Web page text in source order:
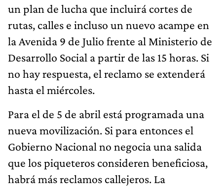
un plan de lucha que incluirá cortes de
rutas, calles e incluso un nuevo acampe en
la Avenida 9 de Julio frente al Ministerio de
Desarrollo Social a partir de las 15 horas. Si
no hay respuesta, el reclamo se extenderá
hasta el miércoles.
Para el de 5 de abril está programada una
nueva movilización. Si para entonces el
Gobierno Nacional no negocia una salida
que los piqueteros consideren beneficiosa,
habrá más reclamos callejeros. La